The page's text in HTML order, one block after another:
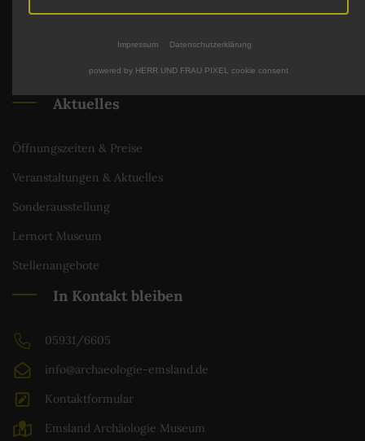
Impressionen
Aktuelles
Öffnungszeiten & Preise
Veranstaltungen & Aktuelles
Sonderausstellung
Lernort Museum
Stellenangebote
In Kontakt bleiben
05931/6605
info@archaeologie-emsland.de
Kontaktformular
Emsland Archäologie Museum
Impressum Datenschutzerklärung
powered by HERR UND FRAU PIXEL cookie consent